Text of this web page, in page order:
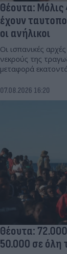
Θέουτα: Μόλις
έχουν
οι ανήλικοι
Οι ισπανικές
νεκρούς της
μεταφορά
07.08.2026 16:20
Θέουτα:
50.000 σε όλη